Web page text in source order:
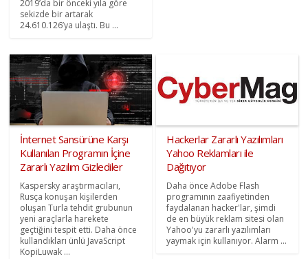
2019’da bir önceki yıla göre
sekizde bir artarak
24.610.126’ya ulaştı. Bu ...
İnternet Sansürüne Karşı
Kullanılan Programın İçine
Zararlı Yazılım Gizlediler
Kaspersky araştırmacıları,
Rusça konuşan kişilerden
oluşan Turla tehdit grubunun
yeni araçlarla harekete
geçtiğini tespit etti. Daha önce
kullandıkları ünlü JavaScript
KopiLuwak ...
Hackerlar Zararlı Yazılımları
Yahoo Reklamları ile
Dağıtıyor
Daha önce Adobe Flash
programının zaafiyetinden
faydalanan hacker'lar, şimdi
de en büyük reklam sitesi olan
Yahoo'yu zararlı yazılımları
yaymak için kullanıyor. Alarm ...